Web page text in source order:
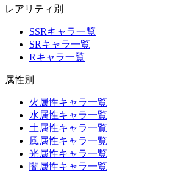
レアリティ別
SSRキャラ一覧
SRキャラ一覧
Rキャラ一覧
属性別
火属性キャラ一覧
水属性キャラ一覧
土属性キャラ一覧
風属性キャラ一覧
光属性キャラ一覧
闇属性キャラ一覧